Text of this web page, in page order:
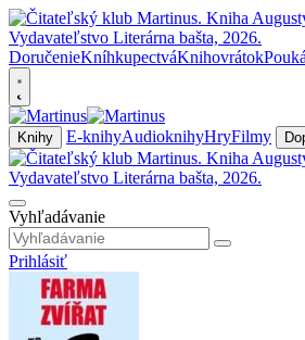
DoručenieKníhkupectváKnihovrátok
Knihy E-knihyAudioknihyHryFilmy
Vyhľadávanie
Prihlásiť